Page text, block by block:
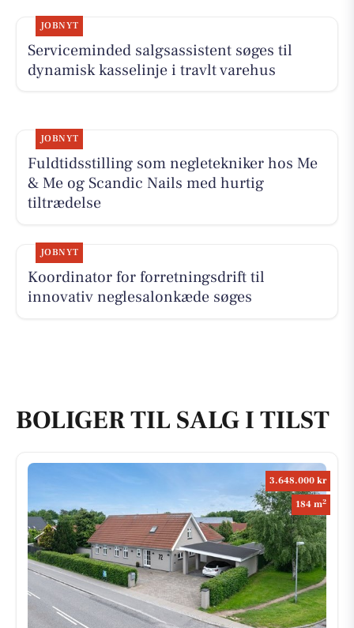
JOBNYT
Serviceminded salgsassistent søges til
dynamisk kasselinje i travlt varehus
JOBNYT
Fuldtidsstilling som negletekniker hos Me
& Me og Scandic Nails med hurtig
tiltrædelse
JOBNYT
Koordinator for forretningsdrift til
innovativ neglesalonkæde søges
BOLIGER TIL SALG I TILST
3.648.000 kr
184 m2